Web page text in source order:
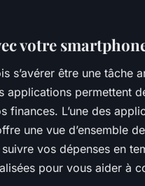
votre
s’avérer être une tâche
applications permettent
finances. L’une des
une vue d’ensemble
vos dépenses en
pour vous aider à